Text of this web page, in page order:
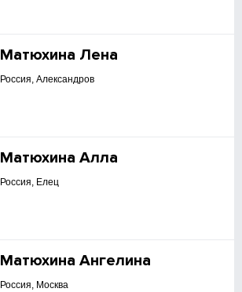
Матюхина Лена
Россия, Александров
Матюхина Алла
Россия, Елец
Матюхина Ангелина
Россия, Москва